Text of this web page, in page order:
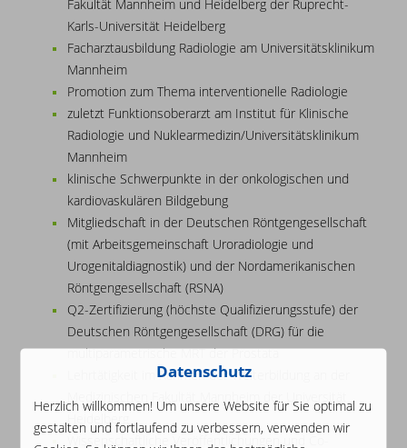
Fakultät Mannheim und Heidelberg der Ruprecht-
Karls-Universität Heidelberg
Facharztausbildung Radiologie am Universitätsklinikum
Mannheim
Promotion zum Thema interventionelle Radiologie
zuletzt Funktionsoberarzt am Institut für Klinische
Radiologie und Nuklearmedizin/Universitätsklinikum
Mannheim
klinische Schwerpunkte in der onkologischen und
kardiovaskulären Bildgebung
Mitgliedschaft in der Deutschen Röntgengesellschaft
(mit Arbeitsgemeinschaft Uroradiologie und
Urogenitaldiagnostik) und der Nordamerikanischen
Röntgengesellschaft (RSNA)
Q2-Zertifizierung (höchste Qualifizierungsstufe) der
Deutschen Röntgengesellschaft (DRG) für die
multiparametrische MRT der Prostata
Lehrtätigkeit im Rahmen der Weiterbildung an der
Medizinischen Fakultät Mannheim der Universität
Heidelberg
Wissenschaftliche Veröffentlichungen und Co-
Datenschutz
Herzlich willkommen! Um unsere Website für Sie optimal zu
gestalten und fortlaufend zu verbessern, verwenden wir